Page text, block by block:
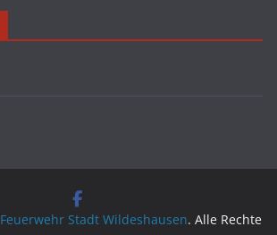
Feuerwehr Stadt Wildeshausen. Alle Rechte